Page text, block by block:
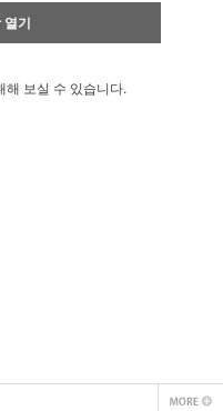
열기
해 보실 수 있습니다.